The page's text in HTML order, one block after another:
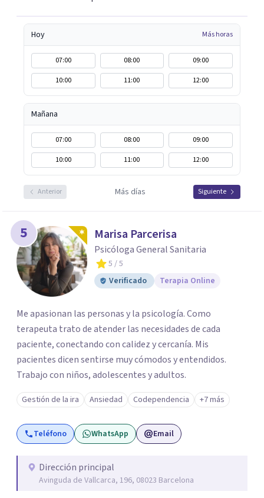
Hoy Más horas
07:00 08:00
09:00
10:00
11:00 12:00
Mañana
07:00 08:00
09:00
10:00
11:00 12:00
Anterior Más días Siguiente
5 Marisa Parcerisa
Psicóloga General Sanitaria
5 / 5
Verificado
Terapia Online
Me apasionan las personas y la psicología. Como
terapeuta trato de atender las necesidades de cada
paciente, conectando con calidez y cercanía. Mis
pacientes dicen sentirse muy cómodos y entendidos.
Trabajo con niños, adolescentes y adultos.
Gestión de la ira Ansiedad Codependencia +7 más
Teléfono WhatsApp Email
Dirección principal
Avinguda de Vallcarca, 196, 08023 Barcelona